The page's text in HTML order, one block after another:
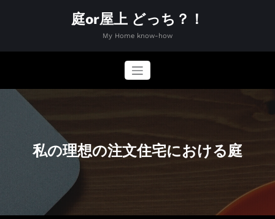
ス
庭or屋上 どっち？！
My Home know-how
私の理想の注文住宅における庭